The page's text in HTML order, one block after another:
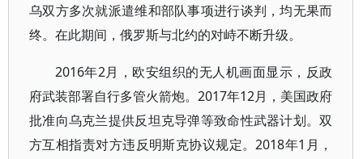
乌双方多次就派遣维和部队事项进行谈判，均无果而
终。在此期间，俄罗斯与北约的对峙不断升级。
2016年2月，欧安组织的无人机画面显示，反政
府武装部署自行多管火箭炮。2017年12月，美国政府
批准向乌克兰提供反坦克导弹等致命性武器计划。双
方互相指责对方违反明斯克协议规定。2018年1月，